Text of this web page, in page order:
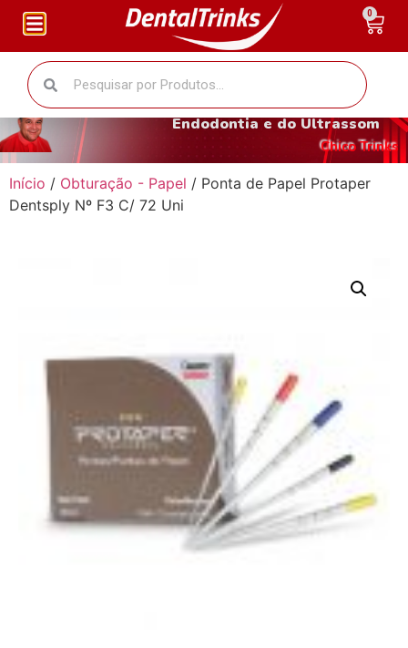
O fantástico mundo da
Endodontia e do Ultrassom
Chico Trinks
Início / Obturação - Papel / Ponta de Papel Protaper
Dentsply Nº F3 C/ 72 Uni
0